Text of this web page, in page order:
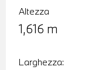
Altezza
1,616 m
Larghezza: